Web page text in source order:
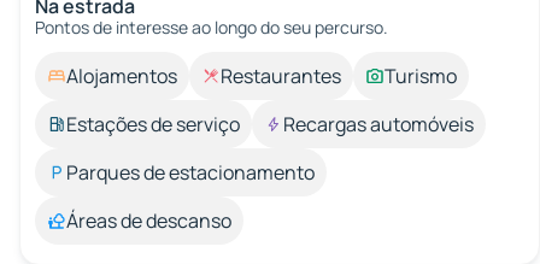
Na estrada
Pontos de interesse ao longo do seu percurso.
Alojamentos Restaurantes
Turismo
Estações de serviço
Recargas automóveis
Parques de estacionamento
Áreas de descanso